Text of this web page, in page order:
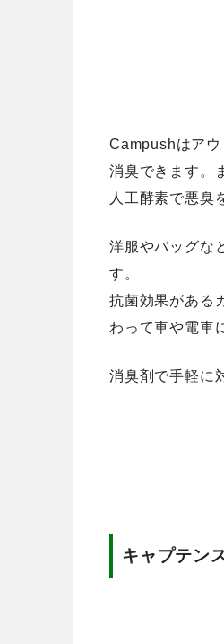
Campushはアウ
消臭できます。
人工酵素で悪臭
洋服やバッグな
す。
抗菌効果がある
わって車や電車
消臭剤で手軽に
キャプテン